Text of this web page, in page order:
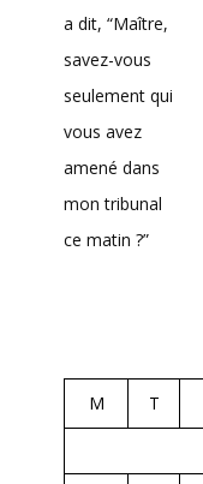
a dit, “Maître,
savez-vous
seulement qui
vous avez
amené dans
mon tribunal
ce matin ?”
M T